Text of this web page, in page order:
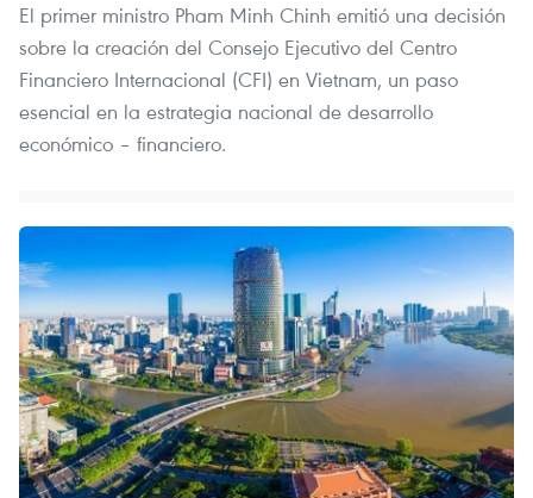
El primer ministro Pham Minh Chinh emitió una decisión
sobre la creación del Consejo Ejecutivo del Centro
Financiero Internacional (CFI) en Vietnam, un paso
esencial en la estrategia nacional de desarrollo
económico – financiero.